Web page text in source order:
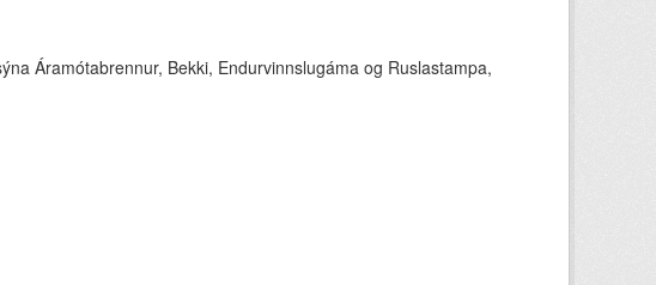
Áramótabrennur, Bekki, Endurvinnslugáma og Ruslastampa,